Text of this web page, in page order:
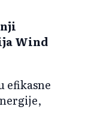
Wind
efikasne